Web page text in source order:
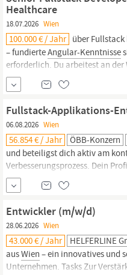
Healthcare
18.07.2026 Wien
100.000 € / Jahr über
– fundierteAngular-Kenntnisse
erforderlich. Du arbeitest an
Webanwendungen, der
sowie am Aufbau einer
Fullstack-Applikations-
06.08.2026 Wien
56.854 € / Jahr ÖBB-Konzern
und beteiligst dich aktiv am
Verbesserungsprozess. Dein
in komplexen Projekten
gesammelt. verfügst über
Entwicklung mit.NET
Angular.hast Erfahrung im
Entwickler (m/w/d)
28.06.2026 Wien
43.000 € / Jahr HELFERLINE
ausWien – ein innovatives und
Unternehmen. Tasks Zur